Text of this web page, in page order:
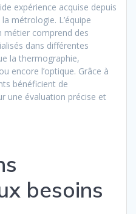
expérience acquise depuis
métrologie. L’équipe
métier comprend des
dans différentes
la thermographie,
encore l’optique. Grâce à
bénéficient de
une évaluation précise et
besoins